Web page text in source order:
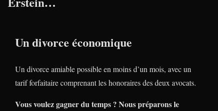
Un divorce économique
Un divorce amiable possible en moins d’un mois, avec un
tarif forfaitaire comprenant les honoraires des deux avocats.
Vous voulez gagner du temps ? Nous préparons le